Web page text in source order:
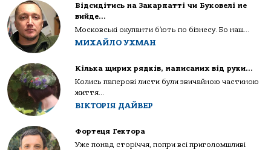
Відсидітись на Закарпатті чи Буковелі не
вийде…
Московські окупанти б’ють по бізнесу. Бо наш...
МИХАЙЛО УХМАН
Кілька щирих рядків, написаних від руки…
Колись паперові листи були звичайною частиною
життя...
ВІКТОРІЯ ДАЙВЕР
Фортеця Гектора
Уже понад сторіччя, попри всі приголомшливі